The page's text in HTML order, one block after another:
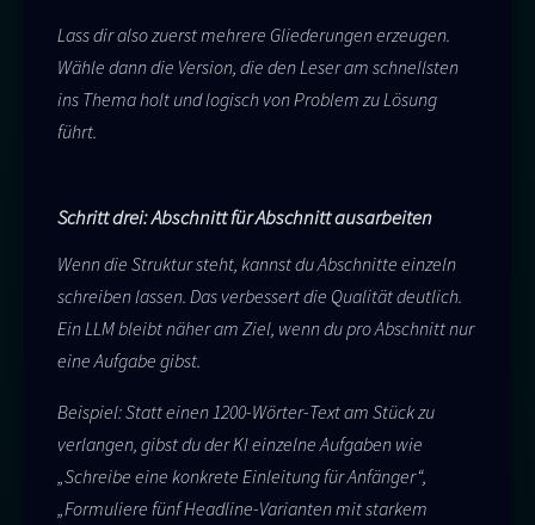
Lass dir also zuerst mehrere Gliederungen erzeugen.
Wähle dann die Version, die den Leser am schnellsten
ins Thema holt und logisch von Problem zu Lösung
führt.
Schritt drei: Abschnitt für Abschnitt ausarbeiten
Wenn die Struktur steht, kannst du Abschnitte einzeln
schreiben lassen. Das verbessert die Qualität deutlich.
Ein LLM bleibt näher am Ziel, wenn du pro Abschnitt nur
eine Aufgabe gibst.
Beispiel: Statt einen 1200-Wörter-Text am Stück zu
verlangen, gibst du der KI einzelne Aufgaben wie
„Schreibe eine konkrete Einleitung für Anfänger“,
„Formuliere fünf Headline-Varianten mit starkem